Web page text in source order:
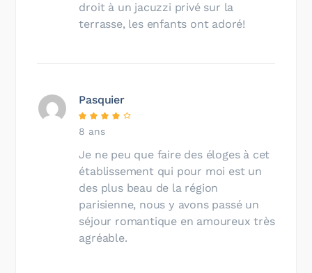
droit à un jacuzzi privé sur la
terrasse, les enfants ont adoré!
Pasquier
8 ans
Je ne peu que faire des éloges à cet
établissement qui pour moi est un
des plus beau de la région
parisienne, nous y avons passé un
séjour romantique en amoureux très
agréable.